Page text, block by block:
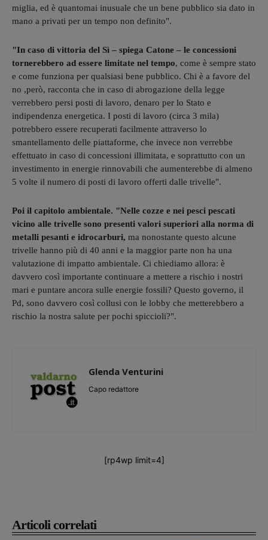
Articoli correlati
miglia, ed è quantomai inusuale che un bene pubblico sia dato in
mano a privati per un tempo non definito".
"In caso di vittoria del Sì – spiega Catone – le concessioni
tornerebbero ad essere limitate nel tempo, come è sempre stato
e come funziona per qualsiasi bene pubblico. Chi è a favore del
no ,però, racconta che in caso di abrogazione della legge
verrebbero persi posti di lavoro, denaro per lo Stato e
indipendenza energetica. I posti di lavoro (circa 3 mila)
potrebbero essere recuperati facilmente attraverso lo
smantellamento delle piattaforme, che invece non verrebbe
effettuato in caso di concessioni illimitata, e soprattutto con un
investimento in energie rinnovabili che aumenterebbe di almeno
5 volte il numero di posti di lavoro offerti dalle trivelle".
Poi il capitolo ambientale. "Nelle cozze e nei pesci pescati
vicino alle trivelle sono presenti valori superiori alla norma di
metalli pesanti e idrocarburi, ma nonostante questo alcune
trivelle hanno più di 40 anni e la maggior parte non ha una
valutazione di impatto ambientale. Ci chiediamo allora: è
davvero così importante continuare a mettere a rischio i nostri
mari e puntare ancora sulle energie fossili? Questo governo, il
Pd, sono davvero così collusi con le lobby che metterebbero a
rischio la nostra salute per pochi spiccioli?".
Glenda Venturini
Capo redattore
[rp4wp limit=4]